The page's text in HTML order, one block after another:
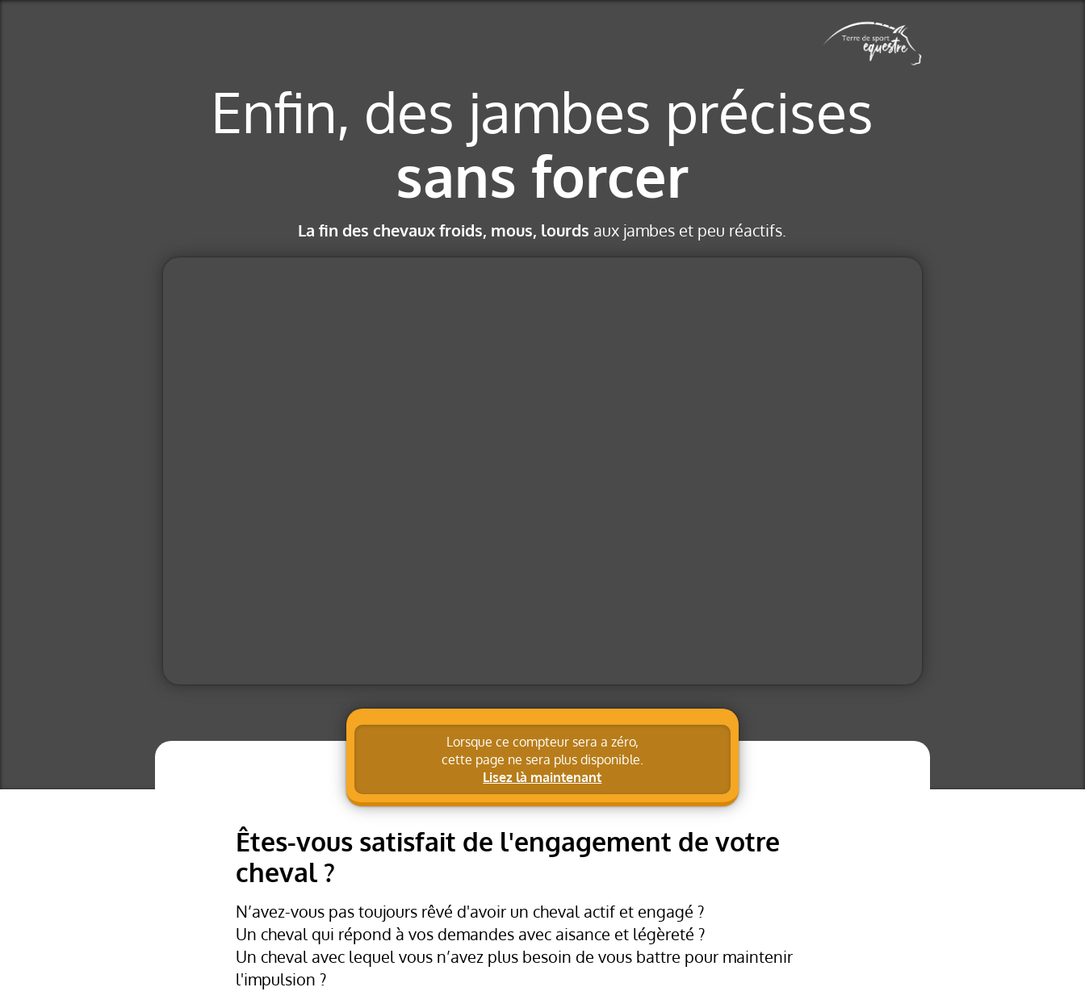
Enfin, des jambes précises
sans forcer
La fin des chevaux froids, mous, lourds aux jambes et peu réactifs.
Lorsque ce compteur sera a zéro,
cette page ne sera plus disponible.
Lisez là maintenant
Êtes-vous satisfait de l'engagement de votre
cheval ?
N’avez-vous pas toujours rêvé d'avoir un cheval actif et engagé ?
Un cheval qui répond à vos demandes avec aisance et légèreté ?
Un cheval avec lequel vous n’avez plus besoin de vous battre pour maintenir
l'impulsion ?